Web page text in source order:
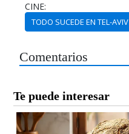
CINE:
TODO SUCEDE EN TEL-AVIV
Comentarios